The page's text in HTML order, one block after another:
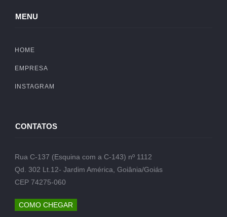
MENU
HOME
EMPRESA
INSTAGRAM
CONTATOS
Rua C-137 (Esquina com a C-143) nº 1112
Qd. 302 Lt.12- Jardim América, Goiânia/Goiás
CEP 74275-060
COMO CHEGAR